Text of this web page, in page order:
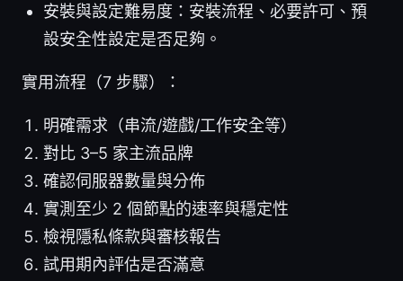
安裝與設定難易度：安裝流程、必要許可、預
設安全性設定是否足夠。
實用流程（7 步驟）：
明確需求（串流/遊戲/工作安全等）
對比 3–5 家主流品牌
確認伺服器數量與分佈
實測至少 2 個節點的速率與穩定性
檢視隱私條款與審核報告
試用期內評估是否滿意